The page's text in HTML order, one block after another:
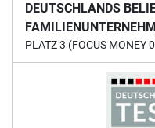
DEUTSCHLANDS
PLATZ 3 (FOCUS MONEY